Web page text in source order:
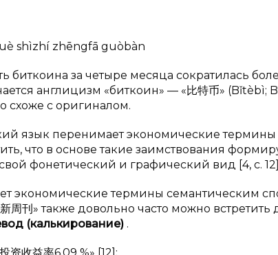
shìzhí zhēngfā guòbàn
биткоина за четыре месяца сократилась
англицизм «биткоин» — «比特币» (Bǐtèbì;
схоже с оригиналом.
язык перенимает экономические
что в основе такие заимствования
фонетический и графический вид [4, с.
экономические термины семантическим
周刊» также довольно часто можно
(калькирование) .